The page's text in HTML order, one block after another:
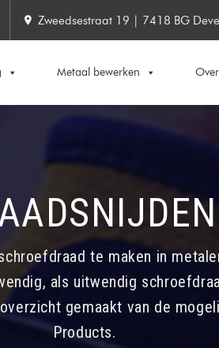
Zweedsestraat 19 | 7418 BG
Metaal bewerken
te maken in
als uitwendig
gemaakt van de
Products.